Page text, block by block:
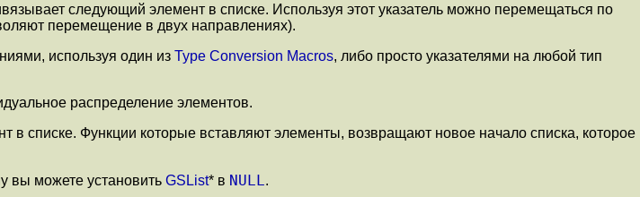
следующий элемент в списке. Используя этот указатель можно перемещаться по
перемещение в двух направлениях).
используя один из Type Conversion Macros, либо просто указателями на любой тип
распределение элементов.
списке. Функции которые вставляют элементы, возвращают новое начало списка, которое
вы можете установить GSList* в NULL.